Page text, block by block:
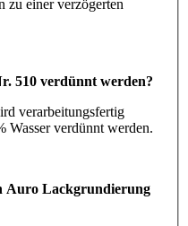
zu einer verzögerten
510 verdünnt werden?
verarbeitungsfertig
Wasser verdünnt werden.
Auro Lackgrundierung